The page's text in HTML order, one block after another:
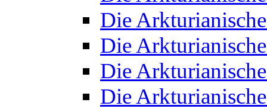
Die
Die
Die
Die